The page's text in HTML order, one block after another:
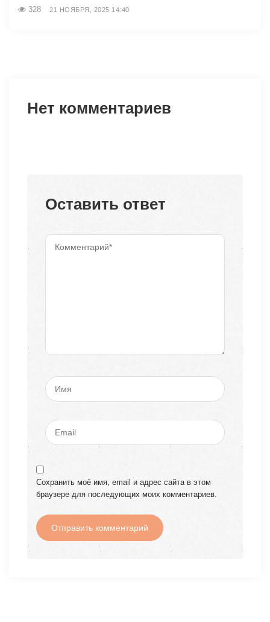
328 21 НОЯБРЯ, 2025 14:40
Нет комментариев
Оставить ответ
Сохранить моё имя, email и адрес сайта в этом
браузере для последующих моих комментариев.